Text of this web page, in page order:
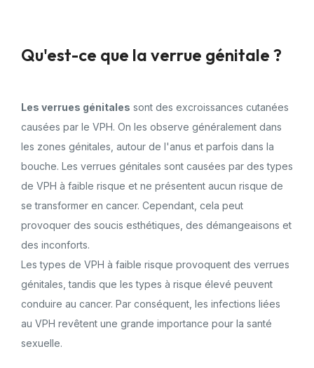
Qu'est-ce que la verrue génitale ?
Les verrues génitales sont des excroissances cutanées
causées par le VPH. On les observe généralement dans
les zones génitales, autour de l'anus et parfois dans la
bouche. Les verrues génitales sont causées par des types
de VPH à faible risque et ne présentent aucun risque de
se transformer en cancer. Cependant, cela peut
provoquer des soucis esthétiques, des démangeaisons et
des inconforts.
Les types de VPH à faible risque provoquent des verrues
génitales, tandis que les types à risque élevé peuvent
conduire au cancer. Par conséquent, les infections liées
au VPH revêtent une grande importance pour la santé
sexuelle.